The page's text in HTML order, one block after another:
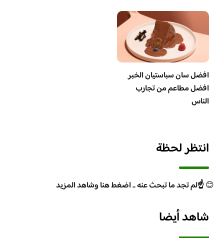
افضل سان سباستيان الخبر
افضل مطاعم من تجارب
الناس
انتظر لحظة
😊☝️لم تجد ما تبحث عنه .. اضغط هنا وشاهد المزيد
شاهد أيضا